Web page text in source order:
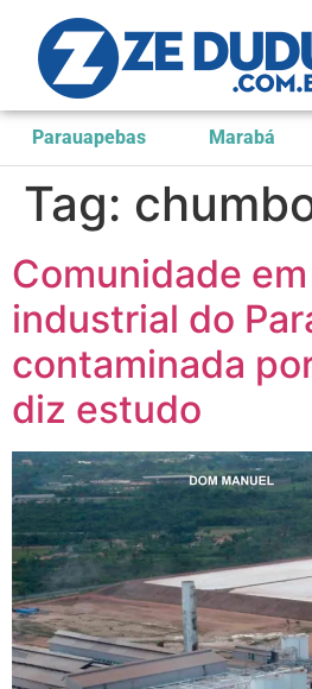
Parauapebas Marabá
Tag:
Comunidade
industrial do
contaminada
diz estudo